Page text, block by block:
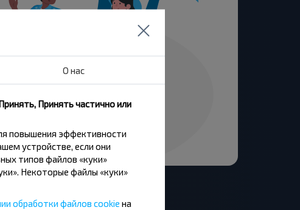
О нас
Принять частично или
повышения эффективности
устройстве, если они
типов файлов «куки»
Некоторые файлы «куки»
обработки файлов cookie на